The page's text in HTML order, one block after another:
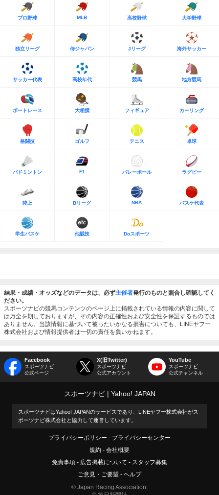
プロ野球 MLB 高校野球 大学野球
独立リーグ 侍ジャパン Jリーグ 海外サッカー
サッカー代表 高校年代 競馬 地方競馬
ボートレース 大相撲 フィギュア カーリング
格闘技 ゴルフ テニス 卓球
バドミントン F1 バレーボール ラグビー
陸上 Bリーグ NBA バスケ代表
学生バスケ 他競技 Doスポーツ
結果・成績・オッズなどのデータは、必ず主催者発行のものと照合し確認してく
ださい。
スポーツナビの競馬コンテンツのページ上に掲載されている情報の内容に関して
は万全を期しておりますが、その内容の正確性および安全性を保証するものでは
ありません。当該情報に基づいて被ったいかなる損害についても、LINEヤフー
株式会社および情報提供者は一切の責任を負いかねます。
Facebook
スポーツナビ
公式ページ
X(旧Twitter)
スポーツナビ
公式アカウント
YouTube
スポーツナビ
公式チャンネル
スポーツナビ Yahoo! JAPAN
スポーツナビはYahoo! JAPANのサービスであり、LINEヤフー株式会社がス
ポーツナビ株式会社と協力して運営しています。
プライバシーポリシー
プライバシーセンター
規約
会社概要
免責事項
広告掲載について
スタッフ募集
ご意見・ご要望
ヘルプ
© Japan Racing Association.